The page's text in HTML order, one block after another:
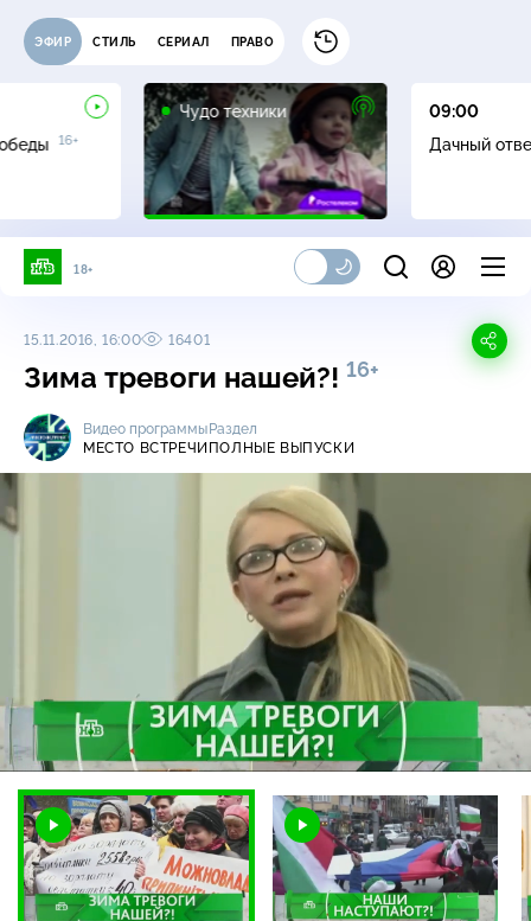
ЭФИР СТИЛЬ СЕРИАЛ ПРАВО
16+
Чудо техники
12+
09:00
Дачный
18+
15.11.2016, 16:00 16401
Зима тревоги нашей?! 16+
Видео программы
МЕСТО ВСТРЕЧИ
Раздел
ПОЛНЫЕ ВЫПУСКИ
Загрузка:
0.27%